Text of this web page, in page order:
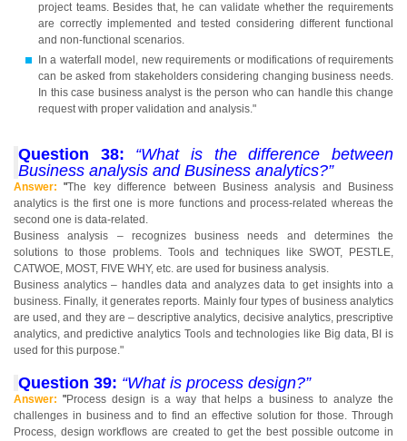
project teams. Besides that, he can validate whether the requirements
are correctly implemented and tested considering different functional
and non-functional scenarios.
In a waterfall model, new requirements or modifications of requirements
can be asked from stakeholders considering changing business needs.
In this case business analyst is the person who can handle this change
request with proper validation and analysis."
Question 38: “What is the difference between
Business analysis and Business analytics?”
Answer:"The key difference between Business analysis and Business
analytics is the first one is more functions and process-related whereas the
second one is data-related.
Business analysis – recognizes business needs and determines the
solutions to those problems. Tools and techniques like SWOT, PESTLE,
CATWOE, MOST, FIVE WHY, etc. are used for business analysis.
Business analytics – handles data and analyzes data to get insights into a
business. Finally, it generates reports. Mainly four types of business analytics
are used, and they are – descriptive analytics, decisive analytics, prescriptive
analytics, and predictive analytics Tools and technologies like Big data, BI is
used for this purpose."
Question 39: “What is process design?”
Answer: "Process design is a way that helps a business to analyze the
challenges in business and to find an effective solution for those. Through
Process, design workflows are created to get the best possible outcome in